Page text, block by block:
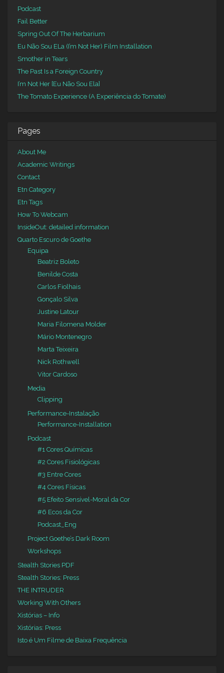
Podcast
Fail Better
Spring Out Of The Herbarium
Eu Não Sou ELa (I’m Not Her) Film Installation
Smother in Tears
The Past Is a Foreign Country
I’m Not Her [Eu Não Sou Ela]
The Tomato Experience (A Experiência do Tomate)
Pages
About Me
Academic Writings
Contact
Etn Category
Etn Tags
How To Webcam
InsideOut: detailed information
Quarto Escuro de Goethe
Equipa
Beatriz Boleto
Benilde Costa
Carlos Fiolhais
Gonçalo Silva
Justine Latour
Maria Filomena Molder
Mário Montenegro
Marta Teixeira
Nick Rothwell
Vitor Cardoso
Media
Clipping
Performance-Instalação
Performance-Installation
Podcast
#1 Cores Químicas
#2 Cores Fisiológicas
#3 Entre Cores
#4 Cores Físicas
#5 Efeito Sensível-Moral da Cor
#6 Ecos da Cor
Podcast_Eng
Project Goethe’s Dark Room
Workshops
Stealth Stories PDF
Stealth Stories: Press
THE INTRUDER
Working With Others
Xistórias – Info
Xistórias: Press
Isto é Um Filme de Baixa Frequência